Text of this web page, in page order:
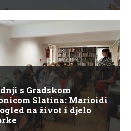
s Gradskom
Slatina: Marioidi
na život i djelo